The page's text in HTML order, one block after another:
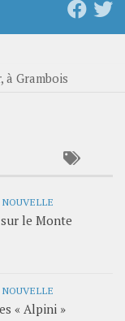
à Grambois
NOUVELLE
le Monte
NOUVELLE
« Alpini »